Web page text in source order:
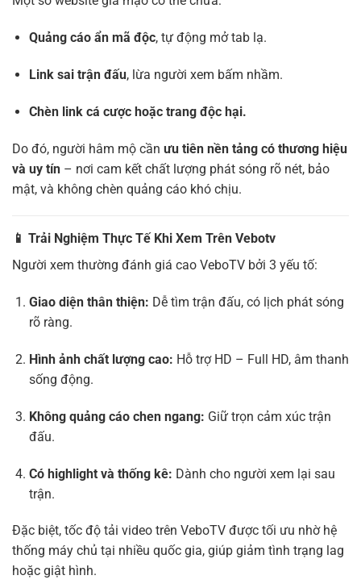
Quảng cáo ẩn mã độc, tự động mở tab lạ.
Link sai trận đấu, lừa người xem bấm nhầm.
Chèn link cá cược hoặc trang độc hại.
Do đó, người hâm mộ cần ưu tiên nền tảng có thương hiệu
và uy tín – nơi cam kết chất lượng phát sóng rõ nét, bảo
mật, và không chèn quảng cáo khó chịu.
📱 Trải Nghiệm Thực Tế Khi Xem Trên Vebotv
Người xem thường đánh giá cao VeboTV bởi 3 yếu tố:
Giao diện thân thiện: Dễ tìm trận đấu, có lịch phát sóng
rõ ràng.
Hình ảnh chất lượng cao: Hỗ trợ HD – Full HD, âm thanh
sống động.
Không quảng cáo chen ngang: Giữ trọn cảm xúc trận
đấu.
Có highlight và thống kê: Dành cho người xem lại sau
trận.
Đặc biệt, tốc độ tải video trên VeboTV được tối ưu nhờ hệ
thống máy chủ tại nhiều quốc gia, giúp giảm tình trạng lag
hoặc giật hình.